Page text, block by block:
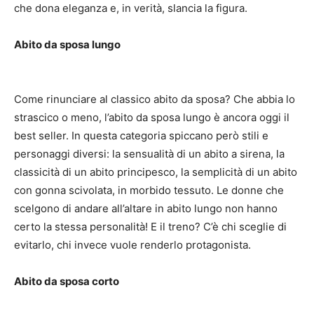
che dona eleganza e, in verità, slancia la figura.
Abito da sposa lungo
Come rinunciare al classico abito da sposa? Che abbia lo
strascico o meno, l’abito da sposa lungo è ancora oggi il
best seller. In questa categoria spiccano però stili e
personaggi diversi: la sensualità di un abito a sirena, la
classicità di un abito principesco, la semplicità di un abito
con gonna scivolata, in morbido tessuto. Le donne che
scelgono di andare all’altare in abito lungo non hanno
certo la stessa personalità! E il treno? C’è chi sceglie di
evitarlo, chi invece vuole renderlo protagonista.
Abito da sposa corto